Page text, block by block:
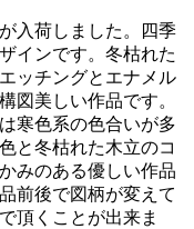
入荷しました。四季
インです。冬枯れた
ッチングとエナメル
図美しい作品です。
寒色系の色合いが多
と冬枯れた木立のコ
みのある優しい作品
前後で図柄が変えて
頂くことが出来ま